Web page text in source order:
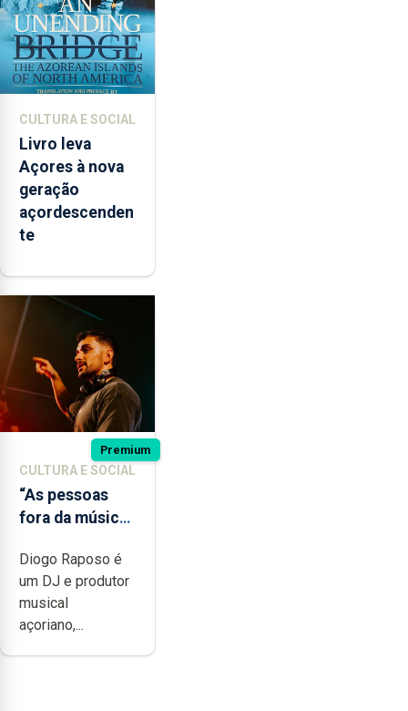
CULTURA E SOCIAL
Livro leva
Açores à nova
geração
açordescenden
te
Premium
CULTURA E SOCIAL
“As pessoas
fora da música
noção do quão
difícil é
produzir uma
música”
Diogo Raposo é
um DJ e produtor
musical
açoriano,...